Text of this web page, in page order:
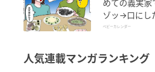
めての義実家
ゾッ→口にし
身の正体は
ベビーカレンダー
人気連載マンガランキング